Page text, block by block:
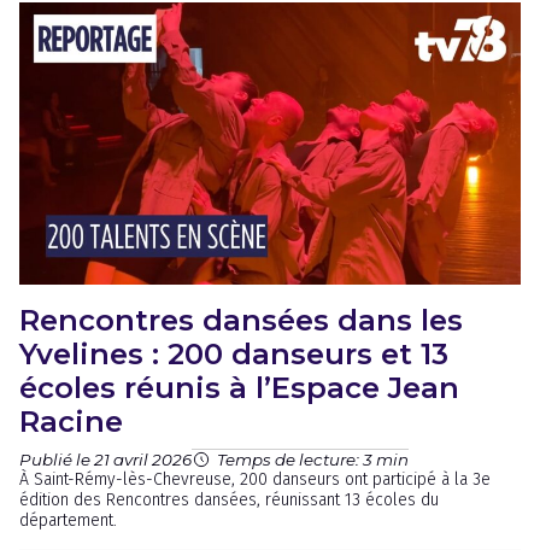
Rencontres dansées dans les
Yvelines : 200 danseurs et 13
écoles réunis à l’Espace Jean
Racine
Publié le 21 avril 2026 Temps de lecture: 3 min
À Saint-Rémy-lès-Chevreuse, 200 danseurs ont participé à la 3e
édition des Rencontres dansées, réunissant 13 écoles du
département.